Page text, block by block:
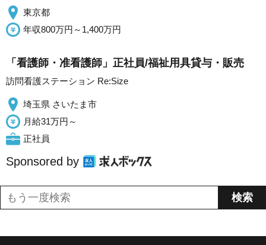
東京都
年収800万円～1,400万円
「看護師・准看護師」正社員/福祉用具貸与・販売
訪問看護ステーション Re:Size
埼玉県 さいたま市
月給31万円～
正社員
Sponsored by